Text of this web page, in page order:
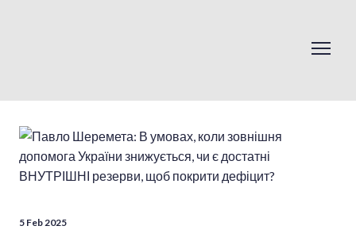
5 Feb 2025